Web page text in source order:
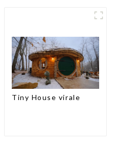
Tiny House virale